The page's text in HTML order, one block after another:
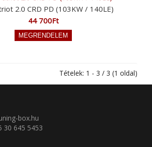
2.0 CRD PD (103KW / 140LE)
44 700Ft
Tételek: 1 - 3 / 3 (1 oldal)
box.hu
30 645 5453